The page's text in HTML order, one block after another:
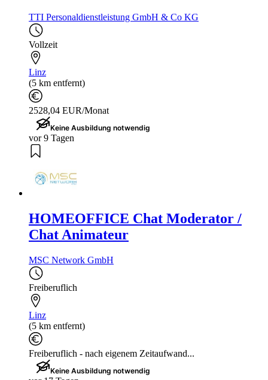
TTI Personaldienstleistung GmbH & Co KG
Vollzeit
Linz
(5 km entfernt)
2528,04 EUR/Monat
Keine Ausbildung notwendig
vor 9 Tagen
HOMEOFFICE Chat Moderator /
Chat Animateur
MSC Network GmbH
Freiberuflich
Linz
(5 km entfernt)
Freiberuflich - nach eigenem Zeitaufwand...
Keine Ausbildung notwendig